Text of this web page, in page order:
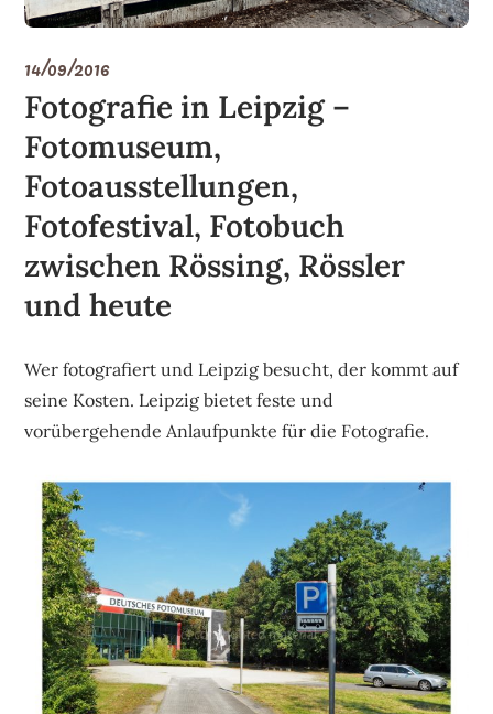
14/09/2016
Fotografie in Leipzig –
Fotomuseum,
Fotoausstellungen,
Fotofestival, Fotobuch
zwischen Rössing, Rössler
und heute
Wer fotografiert und Leipzig besucht, der kommt auf
seine Kosten. Leipzig bietet feste und
vorübergehende Anlaufpunkte für die Fotografie.